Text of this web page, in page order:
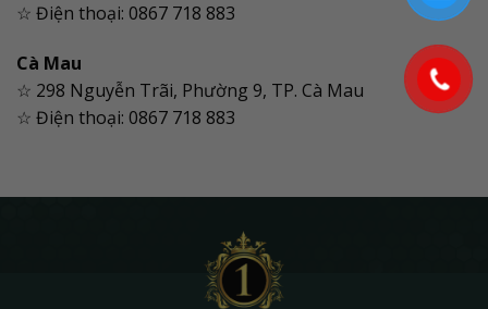
☆ Điện thoại: 0867 718 883
Cà Mau
☆ 298 Nguyễn Trãi, Phường 9, TP. Cà Mau
☆ Điện thoại: 0867 718 883